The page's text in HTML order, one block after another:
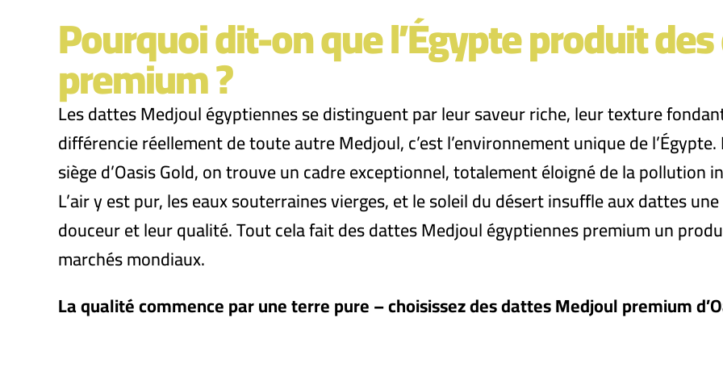
Pourquoi dit-on que l’Égypte produit
premium ?
Les dattes Medjoul égyptiennes se distinguent par leur saveur riche, leur texture
différencie réellement de toute autre Medjoul, c’est l’environnement unique de
siège d’Oasis Gold, on trouve un cadre exceptionnel, totalement éloigné de la pollution
L’air y est pur, les eaux souterraines vierges, et le soleil du désert insuffle aux dattes
douceur et leur qualité. Tout cela fait des dattes Medjoul égyptiennes premium un
marchés mondiaux.
La qualité commence par une terre pure – choisissez des dattes Medjoul premium